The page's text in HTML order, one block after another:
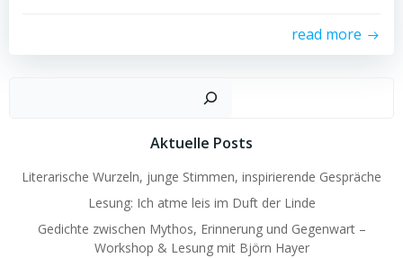
read more
Aktuelle Posts
Literarische Wurzeln, junge Stimmen, inspirierende Gespräche
Lesung: Ich atme leis im Duft der Linde
Gedichte zwischen Mythos, Erinnerung und Gegenwart –
Workshop & Lesung mit Björn Hayer